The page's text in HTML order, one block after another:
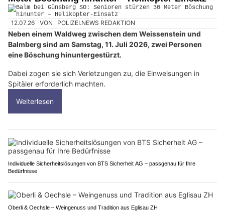
12.07.26 VON POLIZEI.NEWS REDAKTION
Neben einem Waldweg zwischen dem Weissenstein und
Balmberg sind am Samstag, 11. Juli 2026, zwei Personen
eine Böschung hinuntergestürzt.
Dabei zogen sie sich Verletzungen zu, die Einweisungen in
Spitäler erforderlich machten.
Weiterlesen
Individuelle Sicherheitslösungen von BTS Sicherheit AG – passgenau für Ihre
Bedürfnisse
Oberli & Oechsle – Weingenuss und Tradition aus Eglisau ZH